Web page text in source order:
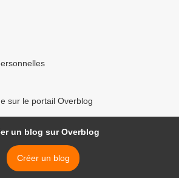
sur le portail Overblog
un blog sur Overblog
Créer un blog